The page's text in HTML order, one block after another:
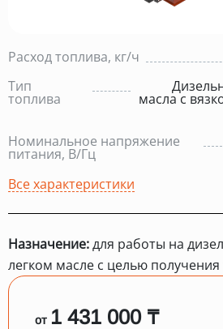
Расход топлива, кг/ч
Тип
топлива масла с
Номинальное напряжение
питания, В/Гц
Все характеристики
Назначение:для работы на
легком масле с целью
от 1 431 000 ₸